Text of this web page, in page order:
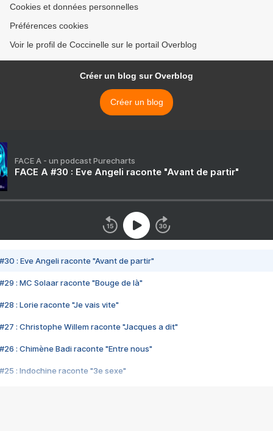
Cookies et données personnelles
Préférences cookies
Voir le profil de Coccinelle sur le portail Overblog
Créer un blog sur Overblog
Créer un blog
FACE A - un podcast Purecharts
FACE A #30 : Eve Angeli raconte "Avant de partir"
#30 : Eve Angeli raconte "Avant de partir"
#29 : MC Solaar raconte "Bouge de là"
#28 : Lorie raconte "Je vais vite"
#27 : Christophe Willem raconte "Jacques a dit"
#26 : Chimène Badi raconte "Entre nous"
#25 : Indochine raconte "3e sexe"